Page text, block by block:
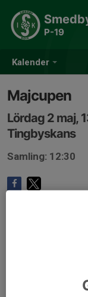
Kalender
P-19
Majcupen
Lördag 2 maj,
Tingbyskans
Samling: 12:30